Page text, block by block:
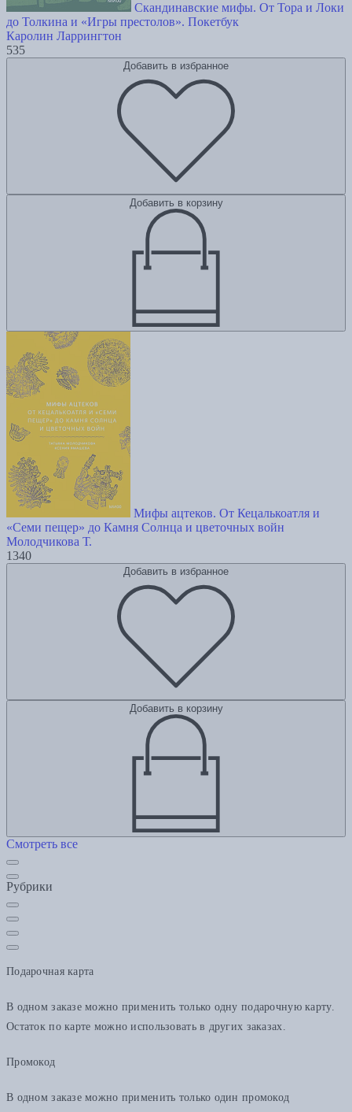
Скандинавские мифы. От Тора и Локи
до Толкина и «Игры престолов». Покетбук
Каролин Ларрингтон
535
Добавить в избранное
Добавить в корзину
Мифы ацтеков. От Кецалькоатля и
«Семи пещер» до Камня Солнца и цветочных войн
Молодчикова Т.
1340
Добавить в избранное
Добавить в корзину
Смотреть все
Рубрики
Подарочная карта
В одном заказе можно применить только одну подарочную карту.
Остаток по карте можно использовать в других заказах.
Промокод
В одном заказе можно применить только один промокод